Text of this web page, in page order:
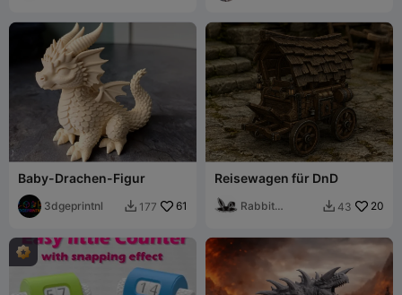
Baby-Drachen-Figur
3dgeprintnl  177 61
Reisewagen für DnD
Rabbit
 43 20